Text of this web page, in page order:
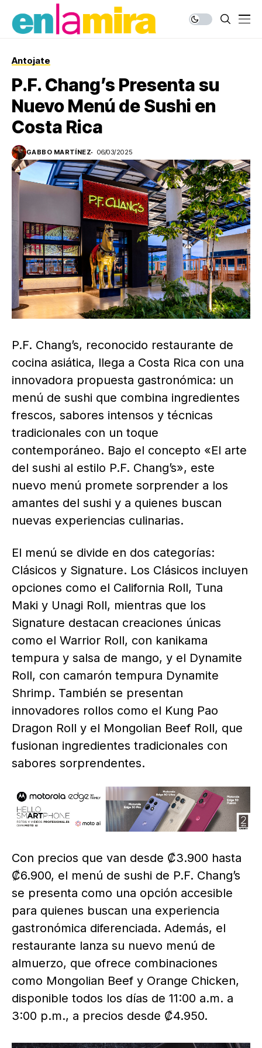
Antojate
P.F. Chang’s Presenta su
Nuevo Menú de Sushi en
Costa Rica
GABBO MARTÍNEZ 06/03/2025
P.F. Chang’s, reconocido restaurante de
cocina asiática, llega a Costa Rica con una
innovadora propuesta gastronómica: un
menú de sushi que combina ingredientes
frescos, sabores intensos y técnicas
tradicionales con un toque
contemporáneo. Bajo el concepto «El arte
del sushi al estilo P.F. Chang’s», este
nuevo menú promete sorprender a los
amantes del sushi y a quienes buscan
nuevas experiencias culinarias.
El menú se divide en dos categorías:
Clásicos y Signature. Los Clásicos incluyen
opciones como el California Roll, Tuna
Maki y Unagi Roll, mientras que los
Signature destacan creaciones únicas
como el Warrior Roll, con kanikama
tempura y salsa de mango, y el Dynamite
Roll, con camarón tempura Dynamite
Shrimp. También se presentan
innovadores rollos como el Kung Pao
Dragon Roll y el Mongolian Beef Roll, que
fusionan ingredientes tradicionales con
sabores sorprendentes.
Con precios que van desde ₡3.900 hasta
₡6.900, el menú de sushi de P.F. Chang’s
se presenta como una opción accesible
para quienes buscan una experiencia
gastronómica diferenciada. Además, el
restaurante lanza su nuevo menú de
almuerzo, que ofrece combinaciones
como Mongolian Beef y Orange Chicken,
disponible todos los días de 11:00 a.m. a
3:00 p.m., a precios desde ₡4.950.